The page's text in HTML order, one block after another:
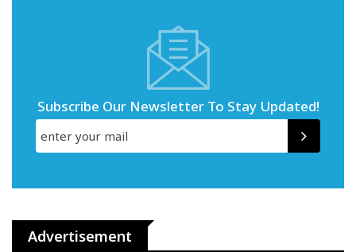
Subscribe Our Newsletter To Stay Updated!
Advertisement